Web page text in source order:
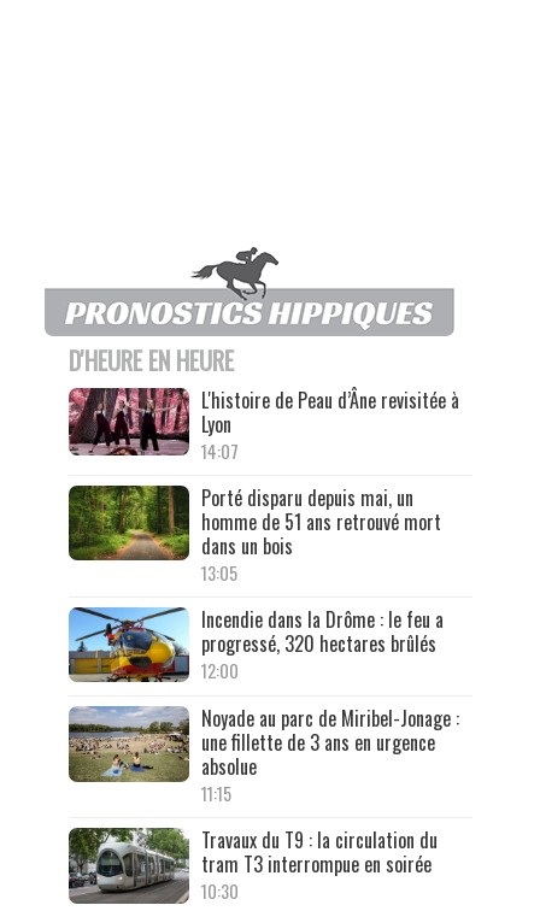
D'HEURE EN HEURE
L'histoire de Peau d’Âne revisitée à
Lyon
14:07
Porté disparu depuis mai, un
homme de 51 ans retrouvé mort
dans un bois
13:05
Incendie dans la Drôme : le feu a
progressé, 320 hectares brûlés
12:00
Noyade au parc de Miribel-Jonage :
une fillette de 3 ans en urgence
absolue
11:15
Travaux du T9 : la circulation du
tram T3 interrompue en soirée
10:30